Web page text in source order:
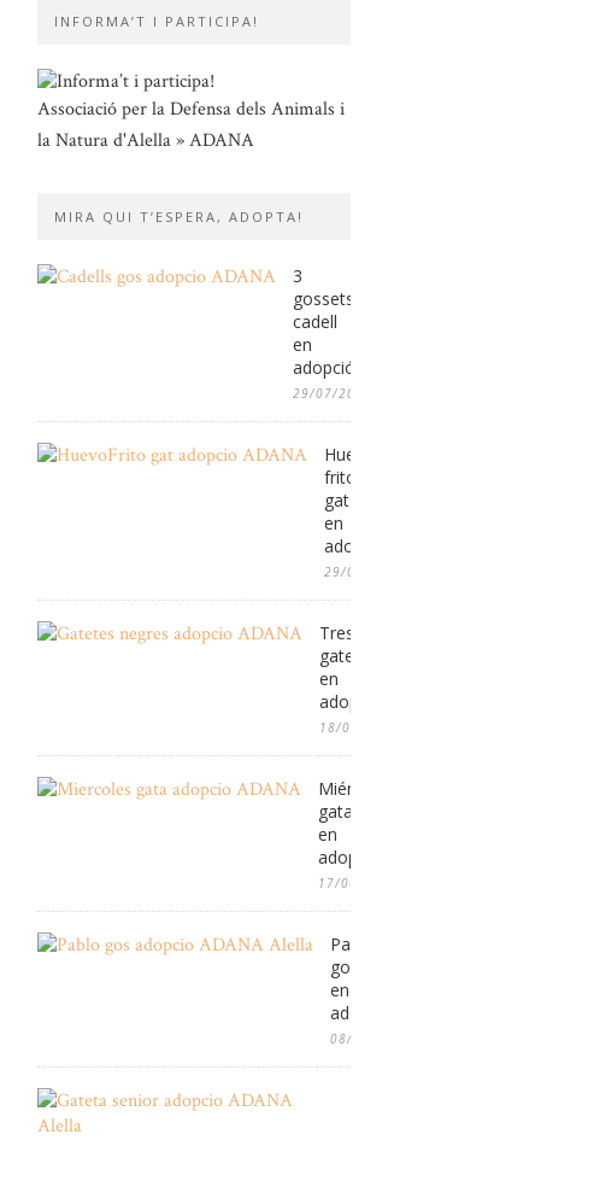
INFORMA’T I PARTICIPA!
Associació per la Defensa dels Animals i
la Natura d'Alella » ADANA
MIRA QUI T’ESPERA, ADOPTA!
3
gossets
cadell
en
adopció
29/07/2026
Huevo
frito,
gat
en
adopció
29/07/2026
Tres
gatetes
en
adopció
18/07/2026
Miércoles,
gata
en
adopció
17/06/2026
Pablo,
gos
en
adopció
08/06/2026